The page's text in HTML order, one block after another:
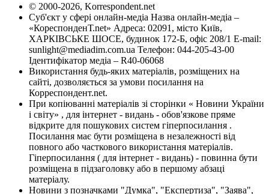
© 2000-2026, Korrespondent.net
Суб'єкт у сфері онлайн-медіа Назва онлайн-медіа –
«КореспонденТ.net» Адреса: 02091, місто Київ,
ХАРКІВСЬКЕ ШОСЕ, будинок 172-Б, офіс 208/1 E-mail:
sunlight@mediadim.com.ua Телефон: 044-205-43-00
Ідентифікатор медіа – R40-06068
Використання будь-яких матеріалів, розміщених на
сайті, дозволяється за умови посилання на
Корреспондент.net.
При копіюванні матеріалів зі сторінки « Новини України
і світу» , для інтернет - видань - обов'язкове пряме
відкрите для пошукових систем гіперпосилання .
Посилання має бути розміщена в незалежності від
повного або часткового використання матеріалів.
Гіперпосилання ( для інтернет - видань) - повинна бути
розміщена в підзаголовку або в першому абзаці
матеріалу.
Новини з позначками "Думка", "Експертиза", "Заява",